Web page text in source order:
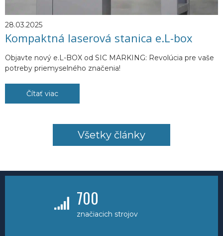
28.03.2025
Kompaktná laserová stanica e.L-box
Objavte nový e.L-BOX od SIC MARKING: Revolúcia pre vaše
potreby priemyselného značenia!
Čítať viac
Všetky články
700
značiacich strojov